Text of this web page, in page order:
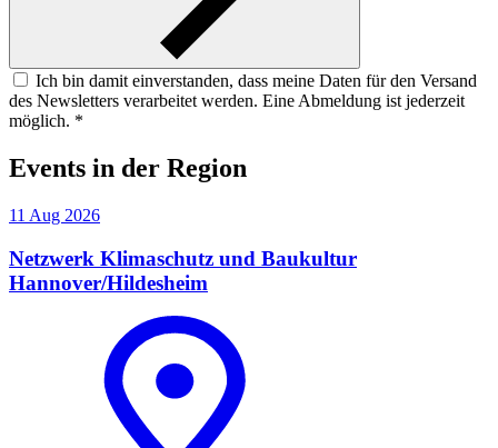
Ich bin damit einverstanden, dass meine Daten für den Versand
des Newsletters verarbeitet werden. Eine Abmeldung ist jederzeit
möglich. *
Events in der Region
11 Aug 2026
Netzwerk Klimaschutz und Baukultur
Hannover/Hildesheim